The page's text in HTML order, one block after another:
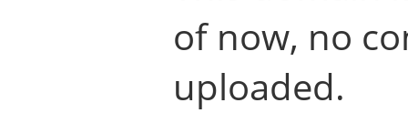
of now, no
uploaded.